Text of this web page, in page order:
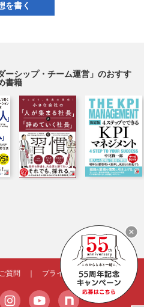
を書く
ーシップ・チーム運営」のおすす
書籍
質問 プライバシーポリシー